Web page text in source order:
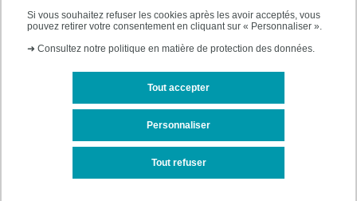
Si vous souhaitez refuser les cookies après les avoir acceptés, vous
pouvez retirer votre consentement en cliquant sur « Personnaliser ».
➜ Consultez notre politique en matière de protection des données.
Tout accepter
Tout refuser
Personnaliser
Plan d'accès
Plan du site